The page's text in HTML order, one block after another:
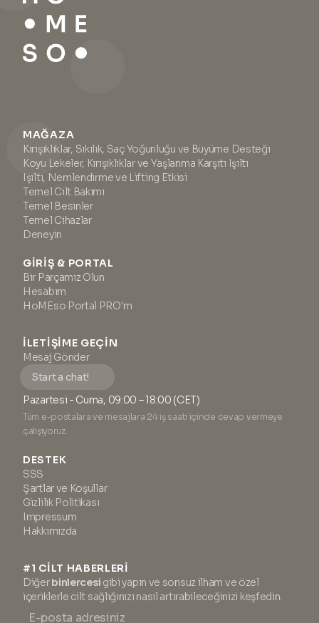
MAĞAZA
Kırışıklıklar, Sıkılık, Saç Yoğunluğu ve Büyüme Desteği
Koyu Lekeler, Kırışıklıklar ve Yaşlanma Karşıtı Işıltı
Işıltı, Nemlendirme ve Lifting Etkisi
Temel Cilt Bakımı
Temel Besinler
Temel Cihazlar
Deneyin
GIRIŞ & PORTAL
Bir Parçamız Olun
Hesabım
HoMEso Portal PRO'm
İLETIŞIME GEÇIN
Mesaj Gönder
Start a chat!
Pazartesi - Cuma, 09:00 – 18:00 (CET)
Tüm e-postalara ve mesajlara 24 iş saati içinde cevap vermeye
çalışıyoruz.
DESTEK
SSS
Şartlar ve Koşullar
Gizlilik Politikası
Impressum
Hakkımızda
#1 CİLT HABERLERİ
Diğerbinlercesi gibi yapın ve sonsuz ilham ve özel
içeriklerle cilt sağlığınızı nasıl artırabileceğinizi keşfedin.